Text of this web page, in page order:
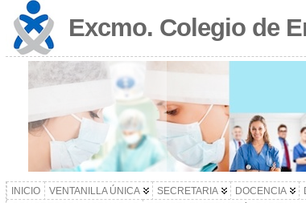
Excmo. Colegio de
INICIO VENTANILLA ÚNICA SECRETARIA DOCENCIA